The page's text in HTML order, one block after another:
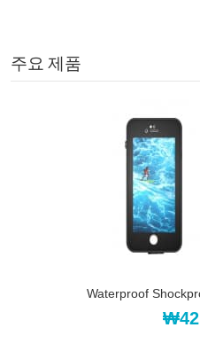
주요 제품
Waterproof